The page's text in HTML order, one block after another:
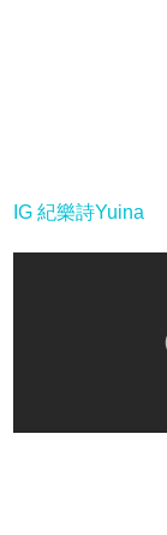
IG 紀樂詩Yuina